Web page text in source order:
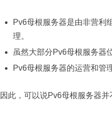
Pv6母根服务器是由非营利
理。
虽然大部分Pv6母根服务器
Pv6母根服务器的运营和管
因此，可以说Pv6母根服务器